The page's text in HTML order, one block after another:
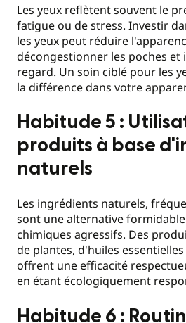
Les yeux reflètent souvent le
fatigue ou de stress. Investir
les yeux peut réduire
décongestionner les poches
regard. Un soin ciblé pour les
la différence dans votre
Habitude 5 :
produits à base
naturels
Les ingrédients naturels,
sont une alternative
chimiques agressifs. Des
de plantes, d'huiles
offrent une efficacité
en étant écologiquement
Habitude 6 :